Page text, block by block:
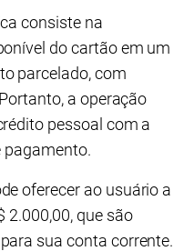
consiste na
do cartão em um
parcelado, com
a operação
pessoal com a
pagamento.
oferecer ao usuário a
2.000,00, que são
sua conta corrente.